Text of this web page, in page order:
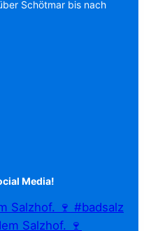
Schötmar bis nach
Media!
Salzhof. 🍷 #badsalz